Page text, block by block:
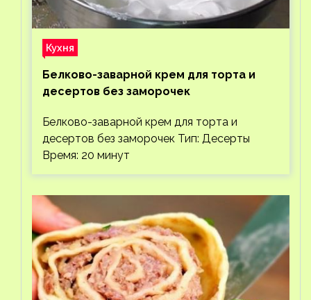
Кухня
Белково-заварной крем для торта и
десертов без заморочек
Белково-заварной крем для торта и
десертов без заморочек Тип: Десерты
Время: 20 минут